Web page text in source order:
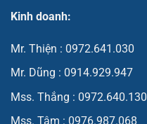
Kinh doanh:
Mr. Thiện : 0972.641.030
Mr. Dũng : 0914.929.947
Mss. Thắng : 0972.640.130
Mss. Tâm : 0976.987.068